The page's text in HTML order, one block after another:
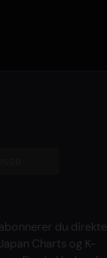
du direkte
Charts og K-